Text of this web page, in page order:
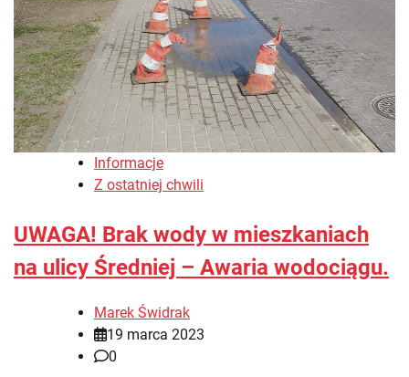
Informacje
Z ostatniej chwili
UWAGA! Brak wody w mieszkaniach
na ulicy Średniej – Awaria wodociągu.
Marek Świdrak
19 marca 2023
0